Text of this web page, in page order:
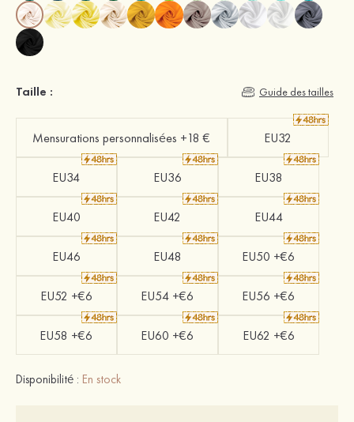
Taille : Guide des tailles
Mensurations personnalisées +18 € EU32
EU34 EU36 EU38
EU40 EU42 EU44
EU46 EU48 EU50 +€6
EU52 +€6 EU54 +€6 EU56 +€6
EU58 +€6 EU60 +€6 EU62 +€6
Disponibilité : En stock